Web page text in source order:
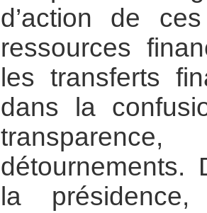
d’action de
ressources
les transferts
dans la
détournements.
la